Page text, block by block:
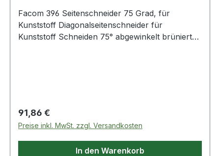
Facom 396 Seitenschneider 75 Grad, für
Kunststoff Diagonalseitenschneider für
Kunststoff Schneiden 75° abgewinkelt brüniert
Regulärer Preis:
91,86 €
Preise inkl. MwSt. zzgl. Versandkosten
In den Warenkorb